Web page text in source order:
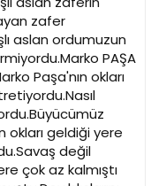
zafer
aslan ordumuzun
PAŞA
Paşa'nın okları
okları geldiği yere
değil
çok az kalmıştı